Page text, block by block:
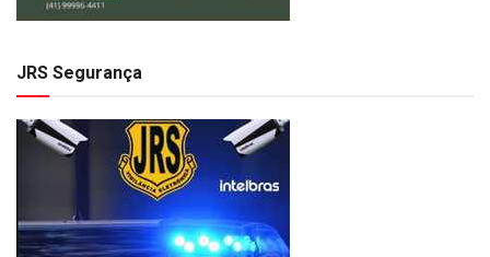
JRS Segurança